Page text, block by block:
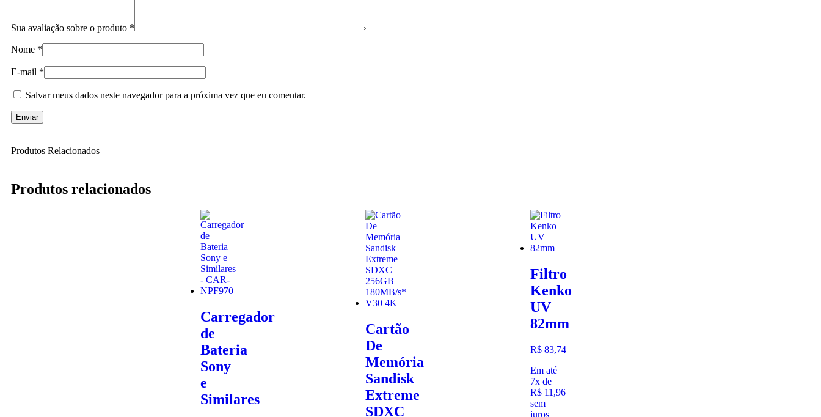
Sua avaliação sobre o produto *
Nome *
E-mail *
Salvar meus dados neste navegador para a próxima vez que eu comentar.
Produtos Relacionados
Produtos relacionados
Carregador
de
Bateria
Sony
e
Similares
Cartão
De
Memória
Sandisk
Extreme
SDXC
Filtro
Kenko
UV
82mm
R$ 83,74
Em até
7x de
R$ 11,96
sem
juros